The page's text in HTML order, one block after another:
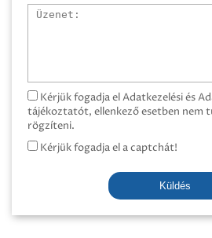
Üzenet
Kérjük fogadja el Adatkezelési és
tájékoztatót, ellenkező esetben nem
rögzíteni.
Kérjük fogadja el a captchát!
Küldés